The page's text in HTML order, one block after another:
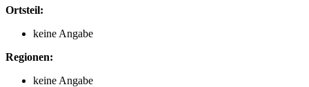
Ortsteil:
keine Angabe
Regionen:
keine Angabe